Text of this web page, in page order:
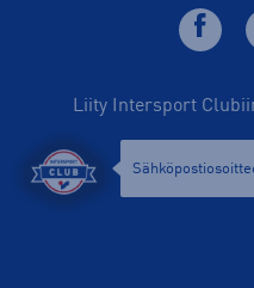
Liity Intersport